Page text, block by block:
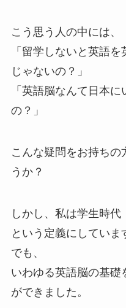
こう思う人の中には、
「留学しないと英語
じゃないの？」
「英語脳なんて日本
の？」
こんな疑問をお持ちの
うか？
しかし、私は学生時
という定義にしていま
でも、
いわゆる英語脳の基礎
ができました。